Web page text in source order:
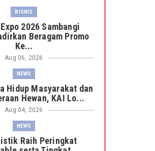
BISNIS
2026 Sambangi
Beragam Promo
Ke...
Aug 06, 2026
NEWS
Hidup Masyarakat dan
Hewan, KAI Lo...
Aug 04, 2026
NEWS
Raih Peringkat